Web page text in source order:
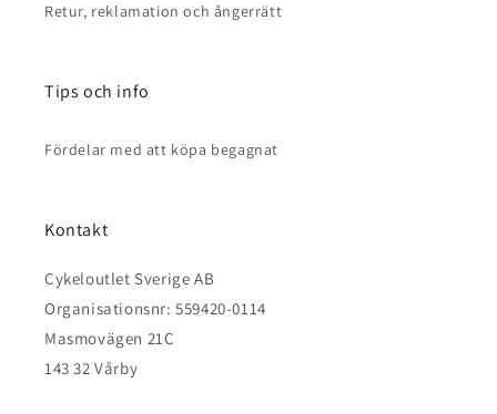
Retur, reklamation och ångerrätt
Tips och info
Fördelar med att köpa begagnat
Kontakt
Cykeloutlet Sverige AB
Organisationsnr: 559420-0114
Masmovägen 21C
143 32 Vårby